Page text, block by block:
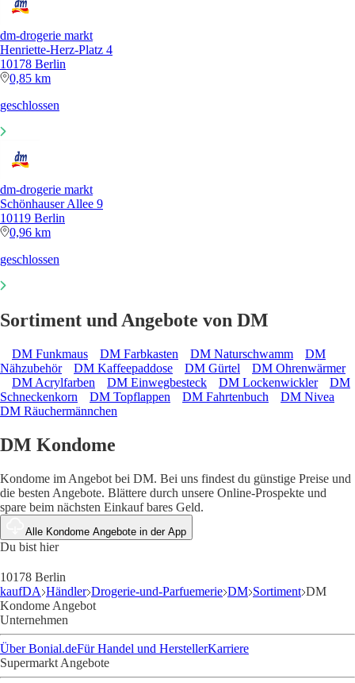
dm-drogerie markt
Henriette-Herz-Platz 4
10178 Berlin
0,85 km
geschlossen
dm-drogerie markt
Schönhauser Allee 9
10119 Berlin
0,96 km
geschlossen
Sortiment und Angebote von DM
DM Funkmaus DM Farbkasten DM Naturschwamm
DM
Nähzubehör
DM Kaffeepaddose DM Gürtel
DM Ohrenwärmer
DM Acrylfarben
DM Einwegbesteck DM Lockenwickler
DM
Schneckenkorn
DM Topflappen DM Fahrtenbuch
DM Nivea
DM Räuchermännchen
DM Kondome
Kondome im Angebot bei DM. Bei uns findest du günstige Preise und
die besten Angebote. Blättere durch unsere Online-Prospekte und
spare beim nächsten Einkauf bares Geld.
Alle Kondome Angebote in der App
Du bist hier
10178 Berlin
kaufDA Händler Drogerie-und-Parfuemerie DM Sortiment DM
Kondome Angebot
Unternehmen
Über Bonial.deFür Handel und HerstellerKarriere
Supermarkt Angebote